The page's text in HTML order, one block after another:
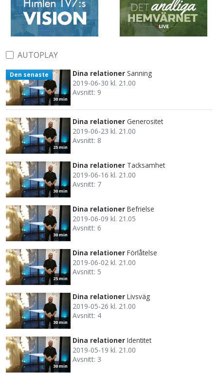
AUTOPLAY
30 min
Den senaste Dina relationer Sanning
2019-06-30 kl. 21.00
Avsnitt: 9
25 min
Dina relationer Generositet
2019-06-23 kl. 21.00
Avsnitt: 8
30 min
Dina relationer Tacksamhet
2019-06-16 kl. 21.00
Avsnitt: 7
30 min
Dina relationer Befrielse
2019-06-09 kl. 21.05
Avsnitt: 6
25 min
Dina relationer Förlåtelse
2019-06-02 kl. 21.00
Avsnitt: 5
30 min
Dina relationer Livsväg
2019-05-26 kl. 21.00
Avsnitt: 4
30 min
Dina relationer Identitet
2019-05-19 kl. 21.00
Avsnitt: 3